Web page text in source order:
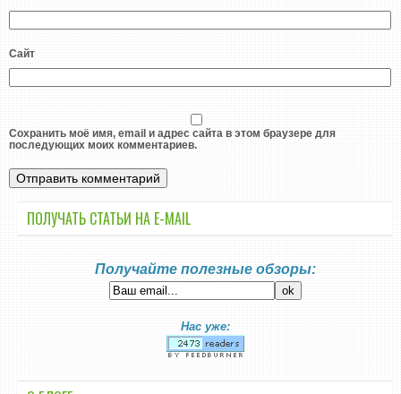
Сайт
Сохранить моё имя, email и адрес сайта в этом браузере для
последующих моих комментариев.
ПОЛУЧАТЬ СТАТЬИ НА E-MАIL
Получайте полезные обзоры:
Нас уже: